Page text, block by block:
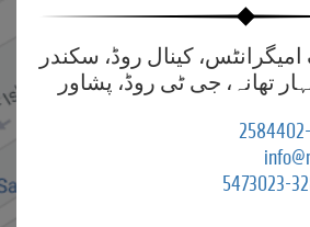
کینال روڈ، سکندر
تھانہ، جی ٹی روڈ، پشاور